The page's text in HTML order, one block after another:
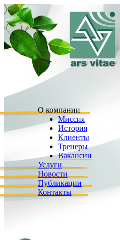
О компании
Миссия
История
Клиенты
Тренеры
Вакансии
Услуги
Новости
Публикации
Контакты